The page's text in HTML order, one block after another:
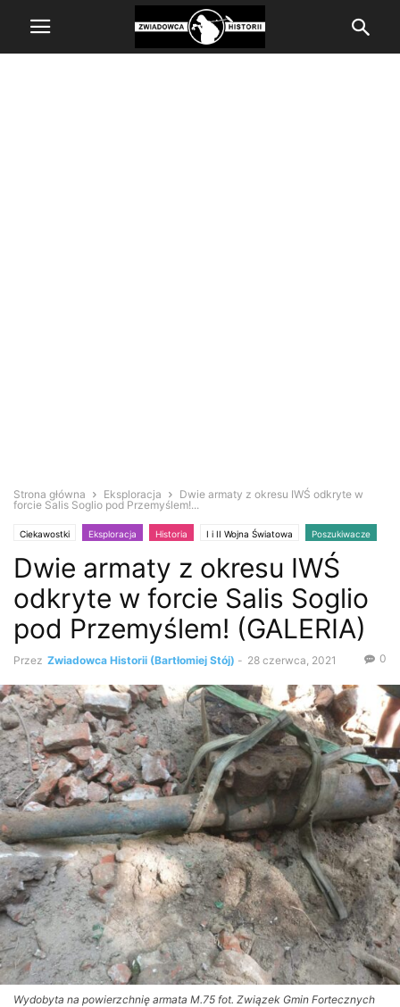
Strona główna Eksploracja
Dwie armaty z okresu IWŚ odkryte w
forcie Salis Soglio pod Przemyślem!...
Ciekawostki Eksploracja Historia I i II Wojna Światowa Poszukiwacze
Wykrywacz metali Zabytki i antyki
Dwie armaty z okresu IWŚ
odkryte w forcie Salis Soglio
pod Przemyślem! (GALERIA)
Przez Zwiadowca Historii (Bartłomiej Stój) - 28 czerwca, 2021 0
Wydobyta na powierzchnię armata M.75 fot. Związek Gmin Fortecznych